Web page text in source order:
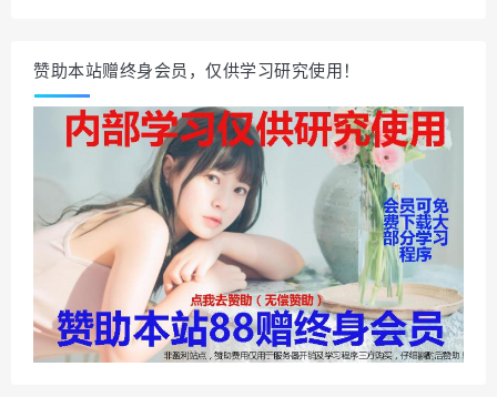
赞助本站赠终身会员，仅供学习研究使用！